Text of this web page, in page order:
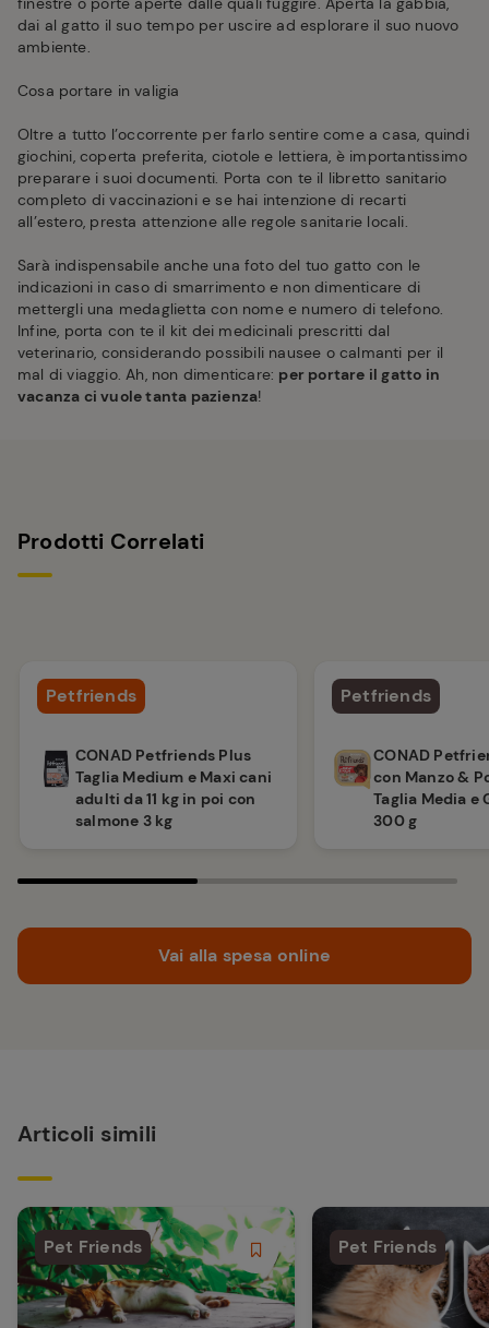
dai al gatto il suo tempo per uscire ad esplorare il suo nuovo
ambiente.
Cosa portare in valigia
Oltre a tutto l’occorrente per farlo sentire come a casa, quindi
giochini, coperta preferita, ciotole e lettiera, è importantissimo
preparare i suoi documenti. Porta con te il libretto sanitario
completo di vaccinazioni e se hai intenzione di recarti
all’estero, presta attenzione alle regole sanitarie locali.
Sarà indispensabile anche una foto del tuo gatto con le
indicazioni in caso di smarrimento e non dimenticare di
mettergli una medaglietta con nome e numero di telefono.
Infine, porta con te il kit dei medicinali prescritti dal
veterinario, considerando possibili nausee o calmanti per il
mal di viaggio. Ah, non dimenticare: per portare il gatto in
vacanza ci vuole tanta pazienza!
Prodotti Correlati
Petfriends
CONAD Petfriends Plus
Taglia Medium e Maxi cani
adulti da 11 kg in poi con
salmone 3 kg
Petfriends
CONAD
con Manzo &
Taglia Media e
300 g
Vai alla spesa online
Articoli simili
Pet Friends Pet Friends